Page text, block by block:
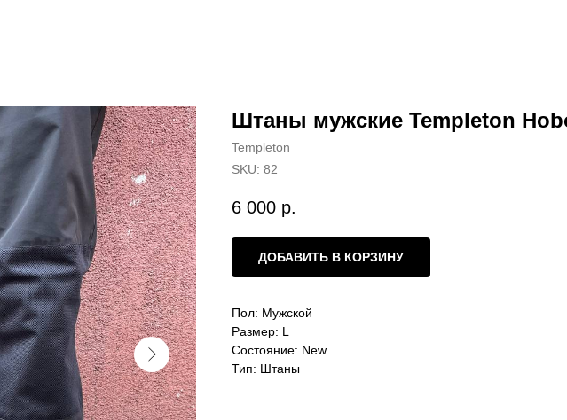
Штаны мужские Templeton
Templeton
SKU: 82
6 000 р.
ДОБАВИТЬ В КОРЗИНУ
Пол: Мужской
Размер: L
Состояние: New
Тип: Штаны